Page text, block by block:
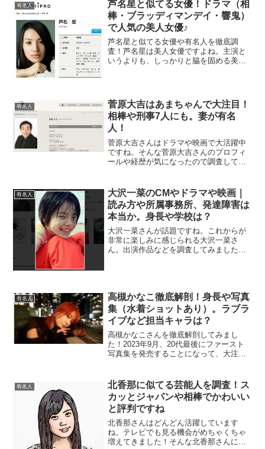
藤農園」。この工藤農園は...
有名人
芦名星と似てる女優！ドラマ（相
棒・ブラッディマンデイ・響鬼）
で人気の美人女優♪
芦名星と似てる女優や有名人を徹底調
査！芦名星は美人女優ですよね。主演と
いうよりも、しっかりと脇を固める美人
塚歌劇団で女優の真飛聖。似...
有名人
菅原大吉はあまちゃんで大注目！
相棒や刑事7人にも。妻が有名
人！
菅原大吉さんはドラマや映画で大活躍中
ですね。そんな菅原大吉さんのプロフィ
ールや経歴が気になったので調査してみ
プロフィールをご紹介します！ 本名 菅
原 裕謹（すがわら ひろ...
有名人
大沢一菜のCMやドラマや映画｜
読み方や所属事務所、発達障害は
本当か。身長や学校は？
大沢一菜さんが話題ですね。これからが
非常に楽しみに感じられる大沢一菜さ
ん。出演作品などを調査してみましたの
有名人
高槻かなこ徹底解剖！身長や写真
集（水着ショットあり）。ラブラ
イブなど担当キャラは？
高槻かなこさんを徹底解剖してみまし
た！2023年9月、20代最後にファースト
写真集を発売することになって、大注
が発売。高槻かなこさんの初めての写真
集、「夜明け」が...
有名人
北香那に似てる芸能人を調査！ス
カッとジャパンや相棒でかわいい
と評判ですね
北香那さんはどんどん活躍しています
ね。テレビでも見る機会がめちゃくちゃ
増えてきました！そんな北香那さんにつ